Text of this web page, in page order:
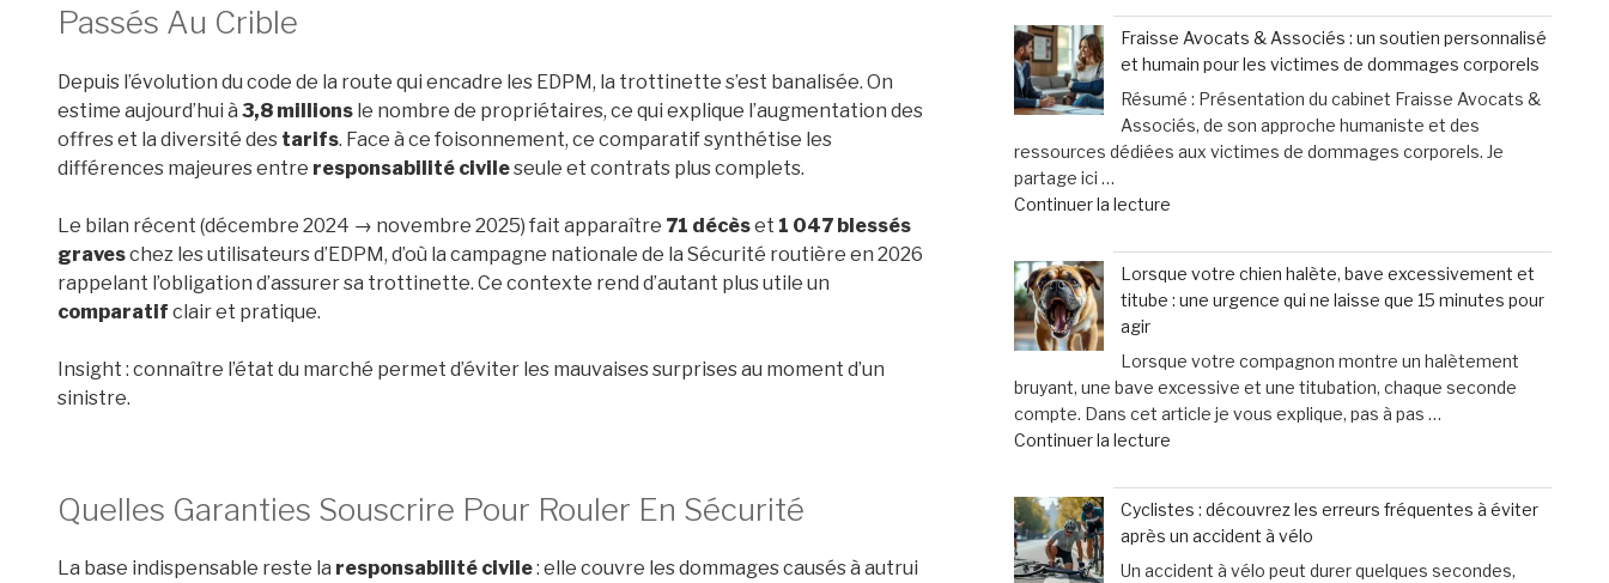
Passés Au Crible
Depuis l’évolution du code de la route qui encadre les EDPM, la trottinette s’est banalisée. On
estime aujourd’hui à 3,8 millions le nombre de propriétaires, ce qui explique l’augmentation des
offres et la diversité des tarifs. Face à ce foisonnement, ce comparatif synthétise les
différences majeures entre responsabilité civileseule et contrats plus complets.
Le bilan récent (décembre 2024 → novembre 2025) fait apparaître 71 décèset 1 047 blessés
graveschez les utilisateurs d’EDPM, d’où la campagne nationale de la Sécurité routière en 2026
rappelant l’obligation d’assurer sa trottinette. Ce contexte rend d’autant plus utile un
comparatif clair et pratique.
Insight : connaître l’état du marché permet d’éviter les mauvaises surprises au moment d’un
sinistre.
Quelles Garanties Souscrire Pour Rouler En Sécurité
La base indispensable reste la responsabilité civile: elle couvre les dommages causés à autrui
:
cette
pratique
controversée
d’injection
pour
la
des
testicules
suscite
inquiétudes
médicales »
Fraisse Avocats & Associés : un soutien personnalisé
et humain pour les victimes de dommages corporels
Résumé : Présentation du cabinet Fraisse Avocats &
Associés, de son approche humaniste et des
ressources dédiées aux victimes de dommages corporels. Je
partage ici …
Continuer la lecturede
Avocats
&
Associés
un
soutien
personnalisé
et
pour
les
victimes
de
Lorsque votre chien halète, bave excessivement et
titube : une urgence qui ne laisse que 15 minutes pour
agir
Lorsque votre compagnon montre un halètement
bruyant, une bave excessive et une titubation, chaque seconde
compte. Dans cet article je vous explique, pas à pas …
Continuer la lecturede
votre
chien
halète,
bave
Cyclistes : découvrez les erreurs fréquentes à éviter
après un accident à vélo
Un accident à vélo peut durer quelques secondes,